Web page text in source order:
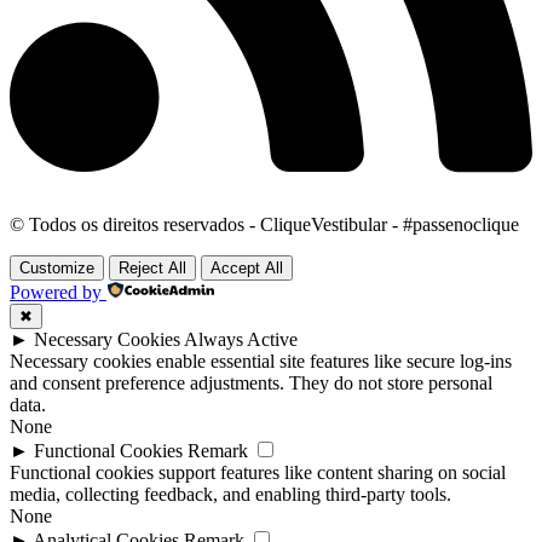
© Todos os direitos reservados - CliqueVestibular - #passenoclique
Customize Reject All Accept All
Powered by
✖
► Necessary Cookies Always Active
Necessary cookies enable essential site features like secure log-ins
and consent preference adjustments. They do not store personal
data.
None
► Functional Cookies Remark
Functional cookies support features like content sharing on social
media, collecting feedback, and enabling third-party tools.
None